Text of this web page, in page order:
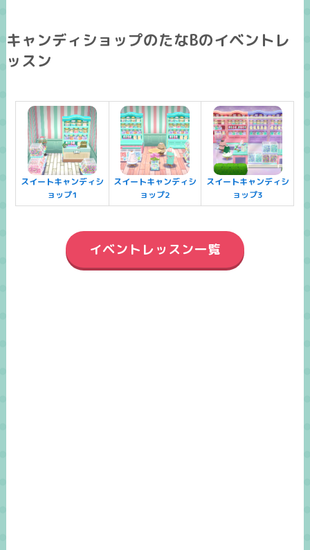
キャンディショップのたなBのイベントレ
ッスン
スイートキャンディシ
ョップ1
スイートキャンディシ
ョップ2
スイートキャンディシ
ョップ3
イベントレッスン一覧